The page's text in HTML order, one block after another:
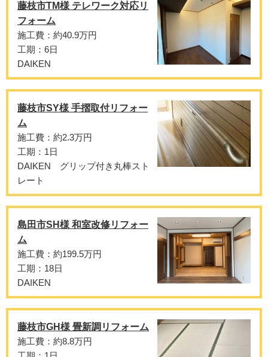
藤枝市TM様 テレワーク対応リ
フォーム
施工費：約40.9万円
工期：6日
DAIKEN
藤枝市SY様 手摺取付リフォー
ム
施工費：約2.3万円
工期：1日
DAIKEN グリップ付き丸棒スト
レート
島田市SH様 和室改修リフォー
ム
施工費：約199.5万円
工期：18日
DAIKEN
藤枝市GH様 畳新調リフォーム
施工費：約8.8万円